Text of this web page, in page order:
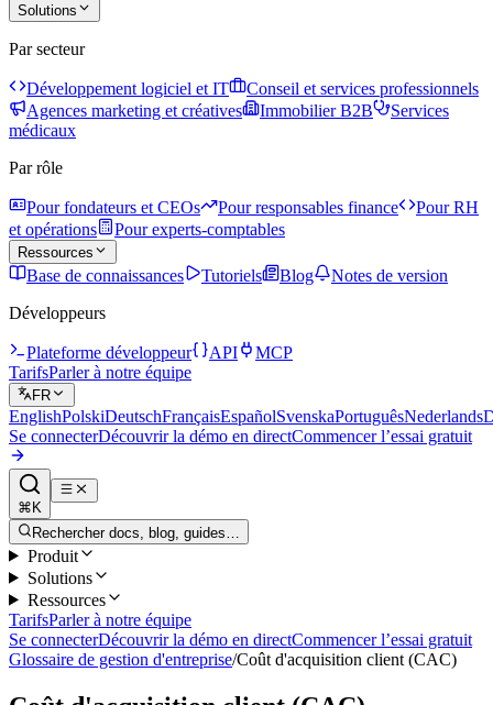
Solutions
Par secteur
Développement logiciel et IT
Conseil et services professionnels
Agences marketing et créatives
Immobilier B2B
Services
médicaux
Par rôle
Pour fondateurs et CEOs Pour responsables finance
Pour RH
et opérations
Pour experts-comptables
Ressources
Base de connaissances Tutoriels Blog
Notes de version
Développeurs
Plateforme développeur API
MCP
TarifsParler à notre équipe
FR
EnglishPolskiDeutschFrançaisEspañolSvenskaPortuguêsNederlands
Se connecterDécouvrir la démo en directCommencer l’essai gratuit
⌘K
Rechercher docs, blog, guides…
Produit
Solutions
Ressources
TarifsParler à notre équipe
Se connecterDécouvrir la démo en directCommencer l’essai gratuit
Glossaire de gestion d'entreprise/Coût d'acquisition client (CAC)